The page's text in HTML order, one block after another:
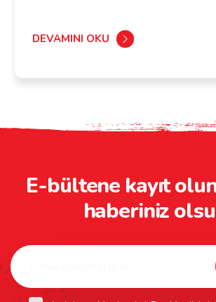
DEVAMINI OKU
E-bültene kayıt
haberiniz